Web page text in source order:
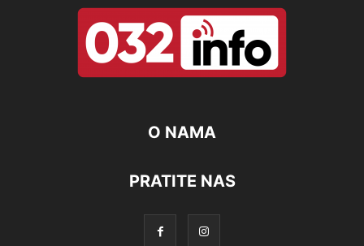
O NAMA
PRATITE NAS